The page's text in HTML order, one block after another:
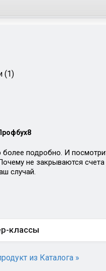
(1)
подробно. И
не закрываются счета
случай.
классы
из Каталога »